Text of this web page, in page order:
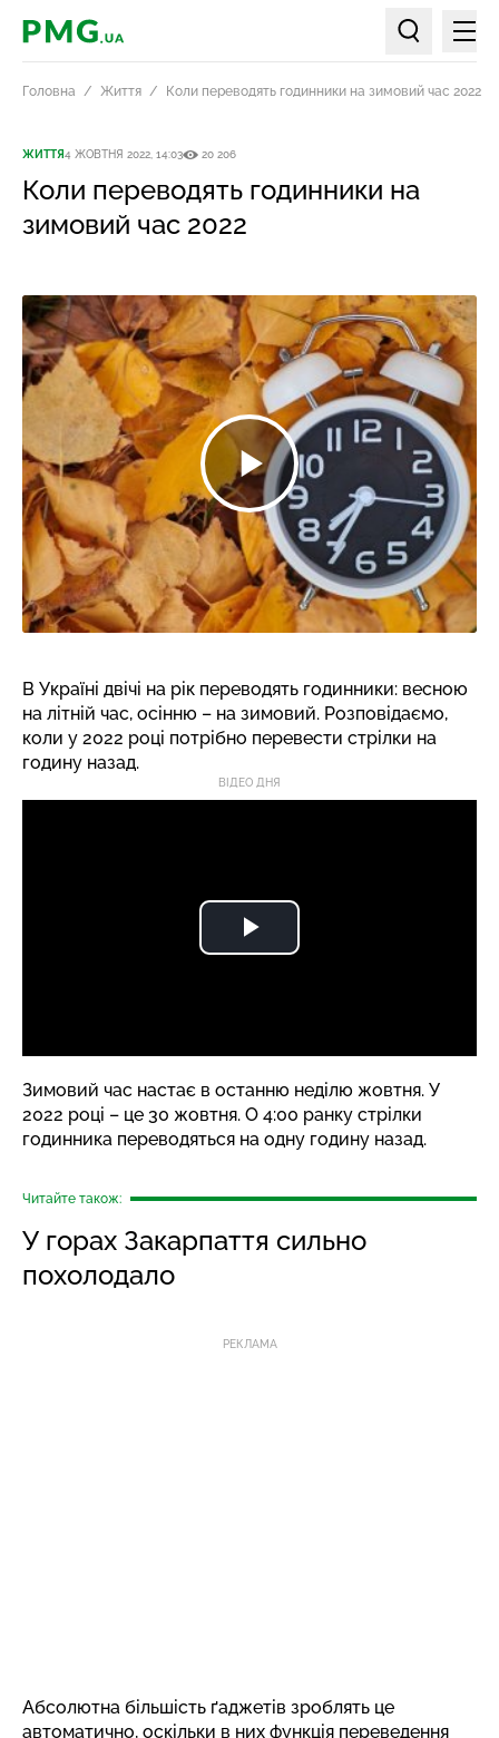
PMG.ua
Пошук по
Головна Життя Коли переводять годинники на зимовий час 2022
ЖИТТЯ4 ЖОВТНЯ 2022, 14:03 20 206
Коли переводять годинники на
зимовий час 2022
В Україні двічі на рік переводять годинники: весною
на літній час, осінню – на зимовий. Розповідаємо,
коли у 2022 році потрібно перевести стрілки на
годину назад.
ВІДЕО ДНЯ
Зимовий час настає в останню неділю жовтня. У
2022 році – це 30 жовтня. О 4:00 ранку стрілки
годинника переводяться на одну годину назад.
Читайте також:
У горах Закарпаття сильно
похолодало
РЕКЛАМА
Абсолютна більшість ґаджетів зроблять це
автоматично, оскільки в них функція переведення